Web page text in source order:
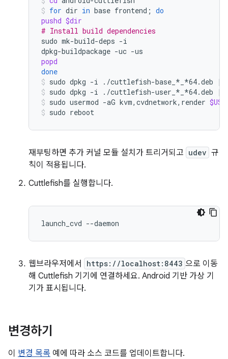
for dir in base frontend ; do
pushd $dir
# Install build dependencies
sudo mk-build-deps -i
dpkg-buildpackage -uc
popd
done
sudo dpkg -i ./cuttlefish-base_*_*64.deb
||
sudo dpkg -i ./cuttlefish-user_*_*64.deb
||
sudo usermod -aG kvm,cvdnetwork,render
sudo reboot
재부팅하면 추가 커널 모듈 설치가 트리거되고 udev 규
칙이 적용됩니다.
Cuttlefish를 실행합니다.
웹브라우저에서 https://localhost:8443 으로 이동
해 Cuttlefish 기기에 연결하세요. Android 기반 가상 기
기가 표시됩니다.
변경하기
이 변경 목록 예에 따라 소스 코드를 업데이트합니다.